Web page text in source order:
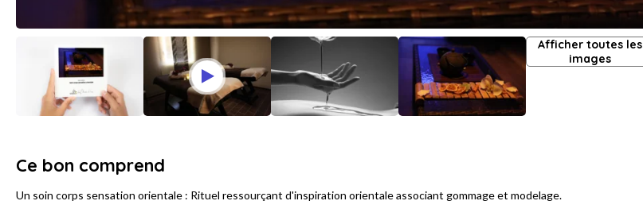
Afficher toutes les
images
Ce bon comprend
Un soin corps sensation orientale : Rituel ressourçant d'inspiration orientale associant gommage et modelage.